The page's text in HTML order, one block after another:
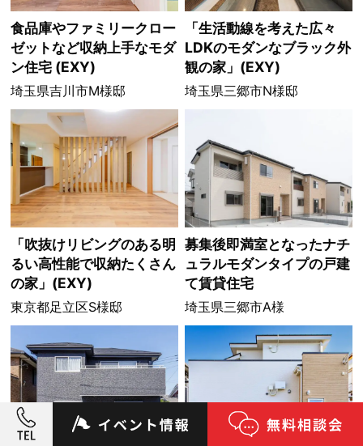
食品庫やファミリークロー
ゼットなど収納上手なモダ
ン住宅 (EXY)
埼玉県吉川市M様邸
「生活動線を考えた広々
LDKのモダンなブラック外
観の家」(EXY)
埼玉県三郷市N様邸
「吹抜けリビングのある明
るい高性能で収納たくさん
の家」(EXY)
東京都足立区S様邸
募集後即満室となったナチ
ュラルモダンタイプの戸建
て賃貸住宅
埼玉県三郷市A様